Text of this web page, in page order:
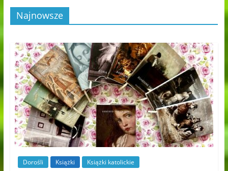
Najnowsze
Dorośli Książki Książki katolickie